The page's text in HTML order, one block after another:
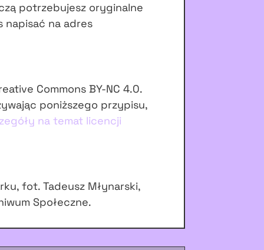
potrzebujesz oryginalne
napisać na adres
Commons BY-NC 4.0.
poniższego przypisu,
na temat licencji
fot. Tadeusz Młynarski,
Społeczne.